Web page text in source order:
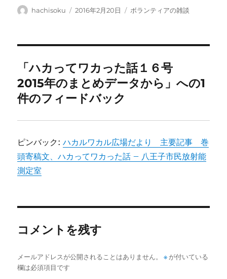
投
hachisoku
投
2016年2月20日
カ
ボランティアの雑談
「ハカってワカった話１６号
2015年のまとめデータから」への1
件のフィードバック
ピンバック:ハカルワカル広場だより 主要記事 巻
頭寄稿文、ハカってワカった話 – 八王子市民放射能
測定室
コメントを残す
メールアドレスが公開されることはありません。 ※ が付いている
欄は必須項目です